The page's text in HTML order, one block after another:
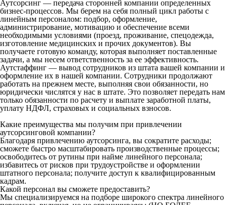
Аутсорсинг — передача сторонней компании определенных
бизнес-процессов. Мы берем на себя полный цикл работы с
линейным персоналом: подбор, оформление,
администрирование, мотивацию и обеспечение всеми
необходимыми условиями (проезд, проживание, спецодежда,
изготовление медицинских и прочих документов). Вы
получаете готовую команду, которая выполняет поставленные
задачи, а мы несем ответственность за ее эффективность.
Аутстаффинг — вывод сотрудников из штата вашей компании и
оформление их в нашей компании. Сотрудники продолжают
работать на прежнем месте, выполняя свои обязанности, но
юридически числятся у нас в штате. Это позволяет передать нам
только обязанности по расчету и выплате заработной платы,
уплату НДФЛ, страховых и социальных взносов.
Какие преимущества мы получим при привлечении
аутсорсинговой компании?
Благодаря привлечению аутсорсинга, вы сократите расходы;
сможете быстро масштабировать производственные процессы;
освободитесь от рутины при найме линейного персонала;
избавитесь от рисков при трудоустройстве и оформлении
штатного персонала; получите доступ к квалифицированным
кадрам.
Какой персонал вы сможете предоставить?
Мы специализируемся на подборе широкого спектра линейного